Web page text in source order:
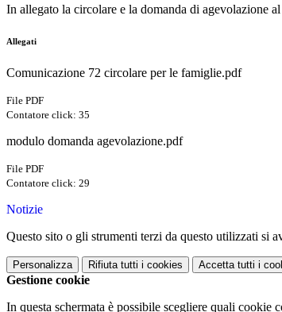
In allegato la circolare e la domanda di agevolazione
Allegati
Comunicazione 72 circolare per le famiglie.pdf
File PDF
Contatore click: 35
modulo domanda agevolazione.pdf
File PDF
Contatore click: 29
Notizie
Questo sito o gli strumenti terzi da questo utilizzati si
Personalizza Rifiuta tutti i cookies Accetta tutti i
Gestione cookie
In questa schermata è possibile scegliere quali cookie